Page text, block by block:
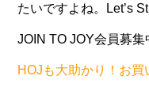
たいですよね。Let’s
JOIN TO JOY会員募集
HOJも大助かり！お買